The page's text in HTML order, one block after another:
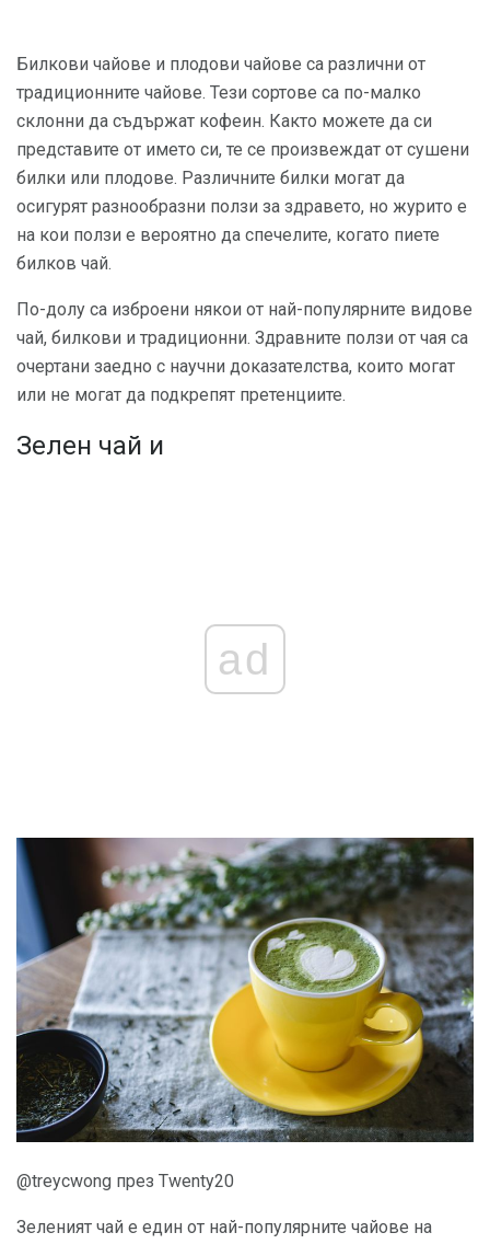
Билкови чайове и плодови чайове са различни от
традиционните чайове. Тези сортове са по-малко
склонни да съдържат кофеин. Както можете да си
представите от името си, те се произвеждат от сушени
билки или плодове. Различните билки могат да
осигурят разнообразни ползи за здравето, но журито е
на кои ползи е вероятно да спечелите, когато пиете
билков чай.
По-долу са изброени някои от най-популярните видове
чай, билкови и традиционни. Здравните ползи от чая са
очертани заедно с научни доказателства, които могат
или не могат да подкрепят претенциите.
Зелен чай и
ad
@treycwong през Twenty20
Зеленият чай е един от най-популярните чайове на